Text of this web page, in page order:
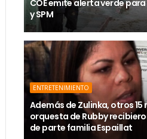
COE emite alerta verde
y SPM
ENTRETENIMIENTO
Además de Zulinka, otros
orquesta de Rubby
de parte familia Espaillat